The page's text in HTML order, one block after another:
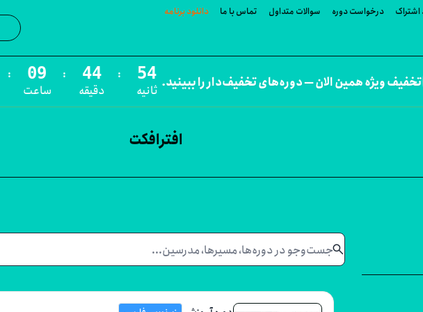
اشتراک درخواست دوره سوالات متداول تماس با ما دانلود برنامه
تخفیف ویژه همین الان — دوره‌های تخفیف‌دار را ببینید.
:
ساعت
:
دقیقه
:
ثانیه
افترافکت
search